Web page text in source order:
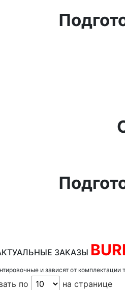
ЗАКАЗЫ
и зависят от комплектации
по на странице